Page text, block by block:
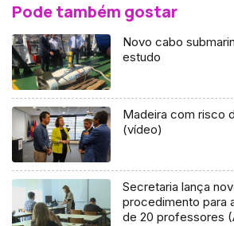
Pode também gostar
Novo cabo
estudo
Madeira com risco
(vídeo)
Secretaria lança
procedimento para
de 20 professores